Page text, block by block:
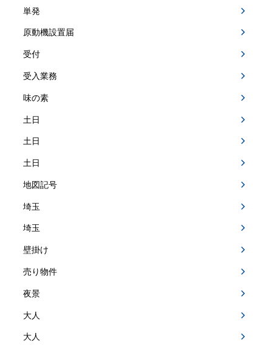
単発
原動機設置届
受付
受入業務
味の素
土日
土日
土日
地図記号
埼玉
埼玉
壁掛け
売り物件
夜景
大人
大人